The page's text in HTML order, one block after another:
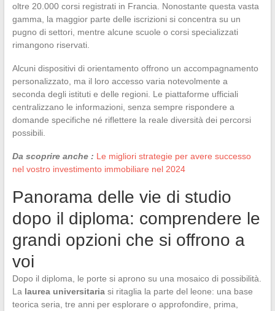
oltre 20.000 corsi registrati in Francia. Nonostante questa vasta
gamma, la maggior parte delle iscrizioni si concentra su un
pugno di settori, mentre alcune scuole o corsi specializzati
rimangono riservati.
Alcuni dispositivi di orientamento offrono un accompagnamento
personalizzato, ma il loro accesso varia notevolmente a
seconda degli istituti e delle regioni. Le piattaforme ufficiali
centralizzano le informazioni, senza sempre rispondere a
domande specifiche né riflettere la reale diversità dei percorsi
possibili.
Da scoprire anche : Le migliori strategie per avere successo
nel vostro investimento immobiliare nel 2024
Panorama delle vie di studio
dopo il diploma: comprendere le
grandi opzioni che si offrono a
voi
Dopo il diploma, le porte si aprono su una mosaico di possibilità.
La laurea universitariasi ritaglia la parte del leone: una base
teorica seria, tre anni per esplorare o approfondire, prima,